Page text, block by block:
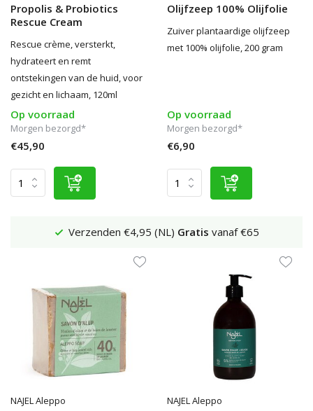
Propolis & Probiotics
Rescue Cream
Rescue crème, versterkt,
hydrateert en remt
ontstekingen van de huid, voor
gezicht en lichaam, 120ml
Op voorraad
Morgen bezorgd*
€45,90
Olijfzeep 100% Olijfolie
Zuiver plantaardige olijfzeep
met 100% olijfolie, 200 gram
Op voorraad
Morgen bezorgd*
€6,90
Verzenden €4,95 (NL) Gratis vanaf €65
NAJEL Aleppo NAJEL Aleppo